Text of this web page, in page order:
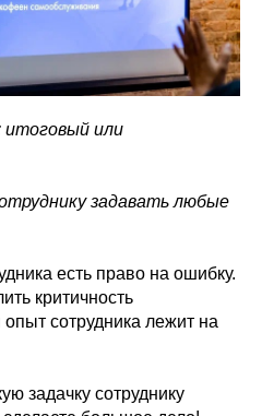
или
задавать любые
есть право на ошибку.
критичность
сотрудника лежит на
задачку сотруднику